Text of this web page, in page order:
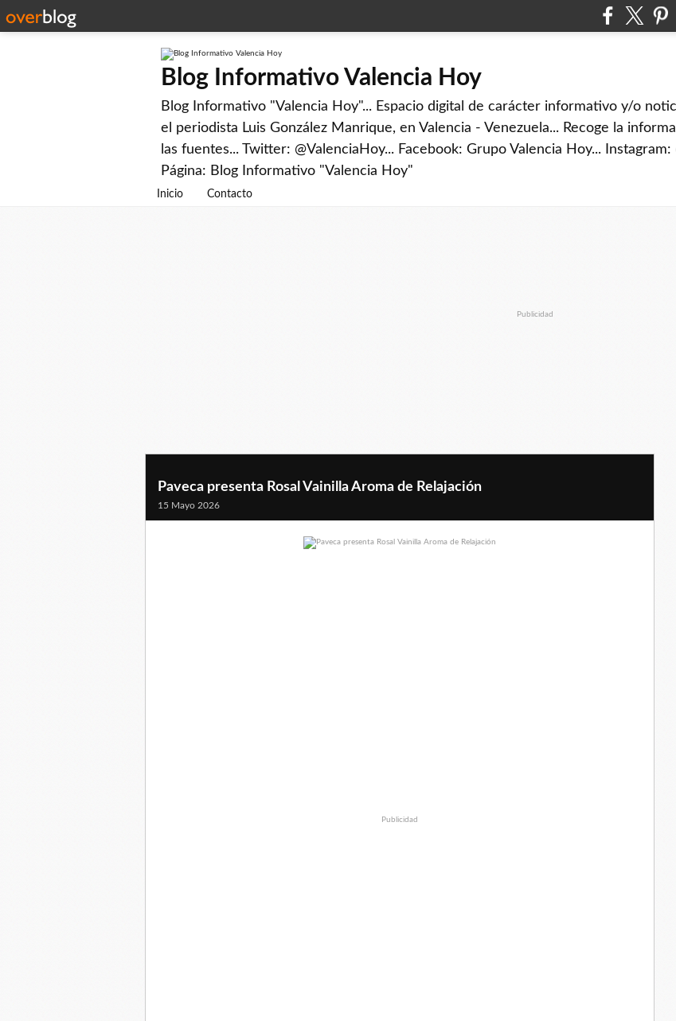
Blog Informativo Valencia Hoy
Blog Informativo "Valencia Hoy"... Espacio digital de carácter informativo y/o
el periodista Luis González Manrique, en Valencia - Venezuela... Recoge la
las fuentes... Twitter: @ValenciaHoy... Facebook: Grupo Valencia Hoy... Instagram:
Página: Blog Informativo "Valencia Hoy"
Inicio Contacto
Publicidad
Paveca presenta Rosal Vainilla Aroma de Relajación
15 Mayo 2026
Publicidad